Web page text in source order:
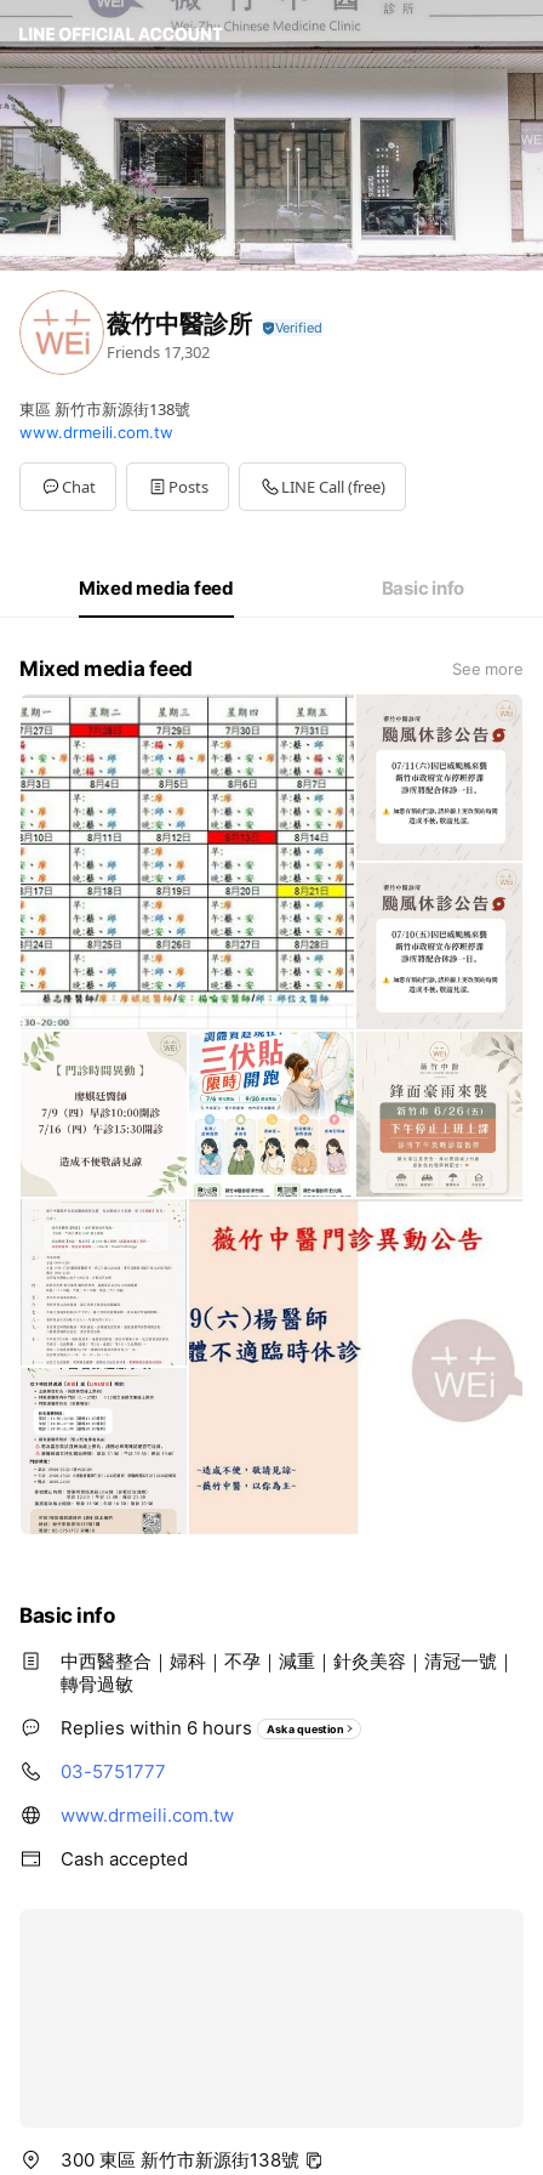
薇竹中醫診所
Friends 17,302
東區 新竹市新源街138號
www.drmeili.com.tw
Chat Posts LINE Call (free)
Mixed media feed Basic info
Mixed media feed See more
Basic info
中西醫整合｜婦科｜不孕｜減重｜針灸美容｜清冠一號｜
轉骨過敏
Replies within 6 hours
Ask a question
03-5751777
www.drmeili.com.tw
Cash accepted
300 東區 新竹市新源街138號